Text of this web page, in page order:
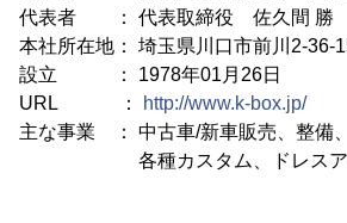
代表者 ： 代表取締役 佐久間 勝
本社所在地： 埼玉県川口市前川2-36-
設立 ： 1978年01月26日
URL ：
http://www.k-box.jp/
主な事業 ： 中古車/新車販売、整備
各種カスタム、ドレスアッ